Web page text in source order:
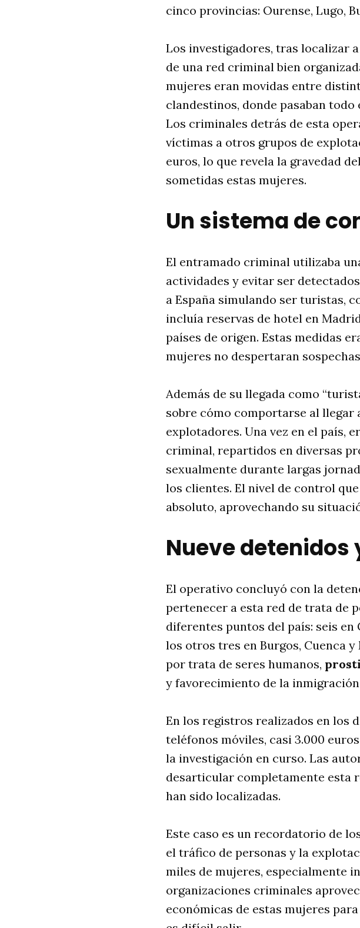
cinco provincias: Ourense, Lugo,
Los investigadores, tras localizar
de una red criminal bien
mujeres eran movidas entre
clandestinos, donde pasaban
Los criminales detrás de esta
víctimas a otros grupos de
euros, lo que revela la gravedad
sometidas estas mujeres.
Un sistema de
El entramado criminal utilizaba
actividades y evitar ser
a España simulando ser turistas,
incluía reservas de hotel en
países de origen. Estas medidas
mujeres no despertaran
Además de su llegada como
sobre cómo comportarse al llegar
explotadores. Una vez en el país,
criminal, repartidos en diversas
sexualmente durante largas
los clientes. El nivel de control
absoluto, aprovechando su
Nueve
El operativo concluyó con la
pertenecer a esta red de trata de
diferentes puntos del país: seis en
los otros tres en Burgos, Cuenca
por trata de seres humanos,
y favorecimiento de la
En los registros realizados en los
teléfonos móviles, casi 3.000
la investigación en curso. Las
desarticular completamente esta
han sido localizadas.
Este caso es un recordatorio de
el tráfico de personas y la
miles de mujeres, especialmente
organizaciones criminales
económicas de estas mujeres